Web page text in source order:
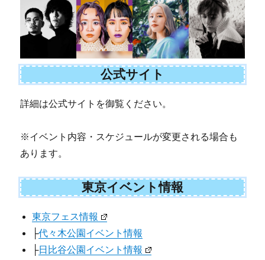
公式サイト
詳細は公式サイトを御覧ください。
※イベント内容・スケジュールが変更される場合も
あります。
東京イベント情報
東京フェス情報
├代々木公園イベント情報
├日比谷公園イベント情報